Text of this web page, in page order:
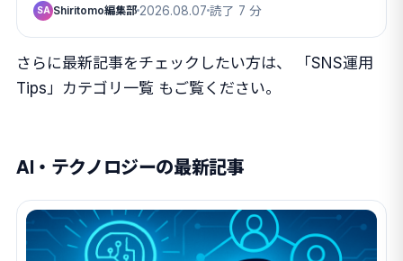
SA Shiritomo編集部 2026.08.07 読了 7 分
さらに最新記事をチェックしたい方は、
「SNS運用
Tips」カテゴリ一覧 もご覧ください。
AI・テクノロジーの最新記事